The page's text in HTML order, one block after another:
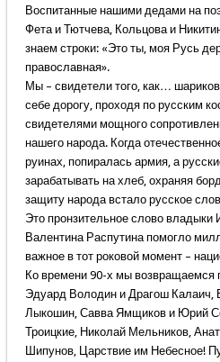
Воспитанные нашими дедами на
Фета и Тютчева, Кольцова и
знаем строки: «Это ты, моя Русь
православная».
Мы – свидетели того, как…
себе дорогу, проходя по русским
свидетелями мощного
нашего народа. Когда
руинах, попиралась армия, а
зарабатывать на хлеб, охраняя
защиту народа встало русское
Это пронзительное слово владыки
Валентина Распутина помогло
важное в тот роковой момент –
Ко времени 90-х мы возвращаемся
Эдуард Володин и Драгош Калаич,
Лыкошин, Савва Ямщиков и Юрий
Троицкие, Николай Мельников,
Шипунов, Царствие им Небесное!